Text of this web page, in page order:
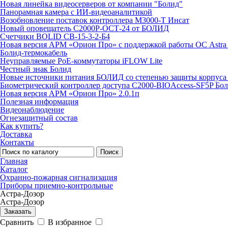
Новая линейка видеосерверов от компании "Болид"
Панорамная камера с ИИ-видеоаналитикой
Возобновление поставок контроллера М3000-Т Инсат
Новый оповещатель С2000Р-ОСТ-24 от БОЛИД
Счетчики BOLID СВ-15-3-2-Б4
Новая версия АРМ «Орион Про» с поддержкой работы ОС
Болид-термокабель
Неуправляемые PoE-коммутаторы iFLOW Lite
Честный знак Болид
Новые источники питания БОЛИД со степенью защиты корпуса
Биометрический контроллер доступа С2000-BIOAccess-SF5P
Новая версия АРМ «Орион Про» 2.0.1п
Полезная информация
Видеонаблюдение
Огнезащитный состав
Как купить?
Доставка
Контакты
Поиск
Главная
Каталог
Охранно-пожарная сигнализация
Приборы приемно-контрольные
Астра-Дозор
Астра-Дозор
Заказать
Сравнить
В избранное